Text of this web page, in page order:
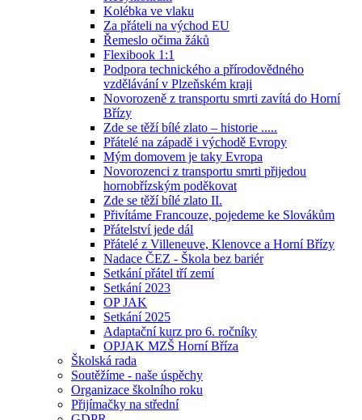
Kolébka ve vlaku
Za přáteli na východ EU
Řemeslo očima žáků
Flexibook 1:1
Podpora technického a přírodovědného
vzdělávání v Plzeňském kraji
Novorozeně z transportu smrti zavítá do Horní
Břízy
Zde se těží bílé zlato – historie .....
Přátelé na západě i východě Evropy
Mým domovem je taky Evropa
Novorozenci z transportu smrti přijedou
hornobřízským poděkovat
Zde se těží bílé zlato II.
Přivítáme Francouze, pojedeme ke Slovákům
Přátelství jede dál
Přátelé z Villeneuve, Klenovce a Horní Břízy
Nadace ČEZ - Škola bez bariér
Setkání přátel tří zemí
Setkání 2023
OP JAK
Setkání 2025
Adaptační kurz pro 6. ročníky
OPJAK MZŠ Horní Bříza
Školská rada
Soutěžíme - naše úspěchy
Organizace školního roku
Přijímačky na střední